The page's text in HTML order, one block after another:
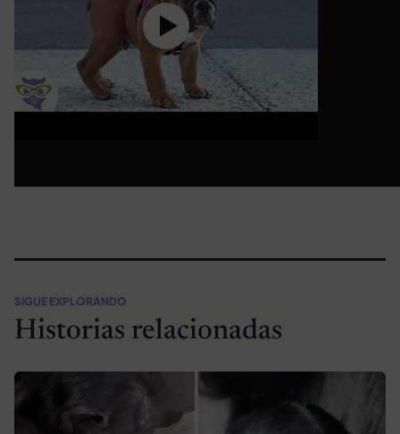
SIGUE EXPLORANDO
Historias relacionadas